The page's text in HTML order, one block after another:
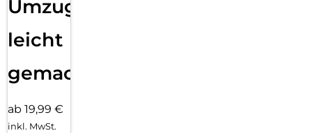
Umzug
leicht
gemacht!
ab 19,99 €
inkl. MwSt.